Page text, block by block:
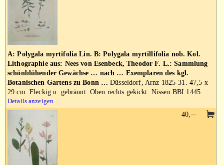
A: Polygala myrtifolia Lin. B: Polygala myrtillifolia nob. Kol.
Lithographie aus: Nees von Esenbeck, Theodor F. L.: Sammlung
schönblühender Gewächse … nach … Exemplaren des kgl.
Botanischen Gartens zu Bonn … Düsseldorf, Arnz 1825-31. 47,5 x
29 cm. Fleckig u. gebräunt. Oben rechts gekickt. Nissen BBI 1445.
Details anzeigen…
40,--